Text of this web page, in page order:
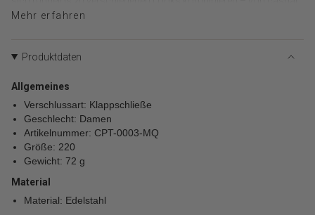
{{
"maximum_of"=>"Maximum
{{
quantity
bis elegant. Die hochwertige Verarbeitung sorgt für angenehmen
Mehr erfahren
Produktdaten
Allgemeines
Verschlussart: Klappschließe
Geschlecht: Damen
Artikelnummer: CPT-0003-MQ
Größe: 220
Gewicht: 72 g
Material
Material: Edelstahl